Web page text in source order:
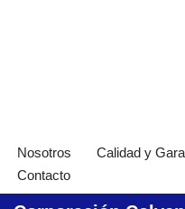
Nosotros Calidad y
Contacto